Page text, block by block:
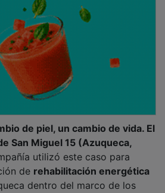
San Miguel 15 (Azuqueca,
utilizó este caso para
de rehabilitación energética
dentro del marco de los